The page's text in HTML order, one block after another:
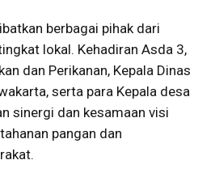
berbagai pihak dari
lokal. Kehadiran Asda 3,
dan Perikanan, Kepala Dinas
serta para Kepala desa
sinergi dan kesamaan visi
pangan dan